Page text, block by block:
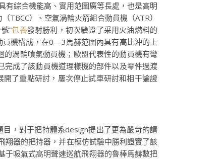
有綜合機能高、實用范圍廣等長處，也是高明
TBCC）、空氣渦輪火箭組合動員機（ATR）
”包養發射勝利，初次驗證了采用火油燃料的
員機構成，在0—3馬赫范圍內具有高比沖的上
的渦輪噴氣動員機；歐盟代表性的動員機有彎
完成了該動員機道理樣機的部件以及零件過渡
了重點研討，屢次停止試車研討和相干論證
，對于把持體系design提出了更為嚴苛的請
翔器的把持器，并在模仿試驗中勝利證實了該
于吸氣式高明聲速巡航飛翔器的魯棒馬赫數把